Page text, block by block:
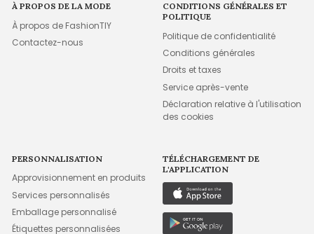
À PROPOS DE LA MODE
À propos de FashionTIY
Contactez-nous
CONDITIONS GÉNÉRALES ET
POLITIQUE
Politique de confidentialité
Conditions générales
Droits et taxes
Service après-vente
Déclaration relative à l'utilisation
des cookies
PERSONNALISATION
Approvisionnement en produits
Services personnalisés
Emballage personnalisé
Étiquettes personnalisées
TÉLÉCHARGEMENT DE
L'APPLICATION